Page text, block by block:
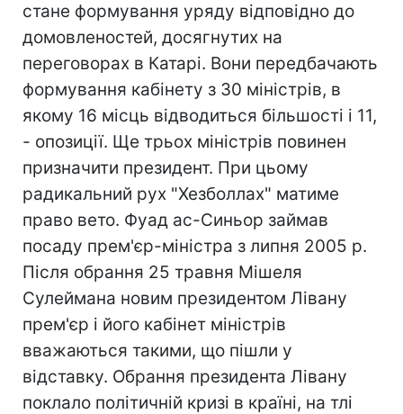
стане формування уряду відповідно до
домовленостей, досягнутих на
переговорах в Катарі. Вони передбачають
формування кабінету з 30 міністрів, в
якому 16 місць відводиться більшості і 11,
- опозиції. Ще трьох міністрів повинен
призначити президент. При цьому
радикальний рух "Хезболлах" матиме
право вето. Фуад ас-Синьор займав
посаду прем'єр-міністра з липня 2005 р.
Після обрання 25 травня Мішеля
Сулеймана новим президентом Лівану
прем'єр і його кабінет міністрів
вважаються такими, що пішли у
відставку. Обрання президента Лівану
поклало політичній кризі в країні, на тлі